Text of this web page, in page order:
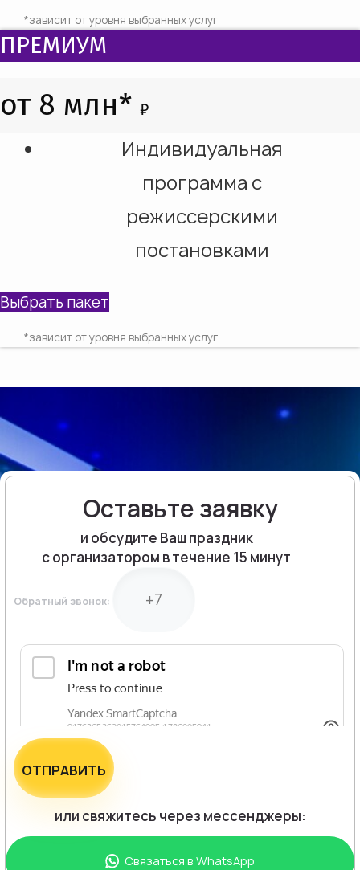
*зависит от уровня выбранных услуг
ПРЕМИУМ
от 8 млн* ₽
Индивидуальная
программа с
режиссерскими
постановками
Выбрать пакет
*зависит от уровня выбранных услуг
Оставьте заявку
и обсудите Ваш праздник
с организатором в течение 15 минут
Обратный звонок:
ОТПРАВИТЬ
или свяжитесь через мессенджеры:
Связаться вWhatsApp